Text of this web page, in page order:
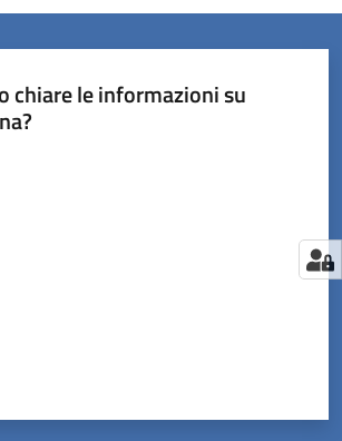
chiare le informazioni su